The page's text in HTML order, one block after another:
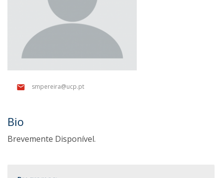
smpereira@ucp.pt
Bio
Brevemente Disponível.